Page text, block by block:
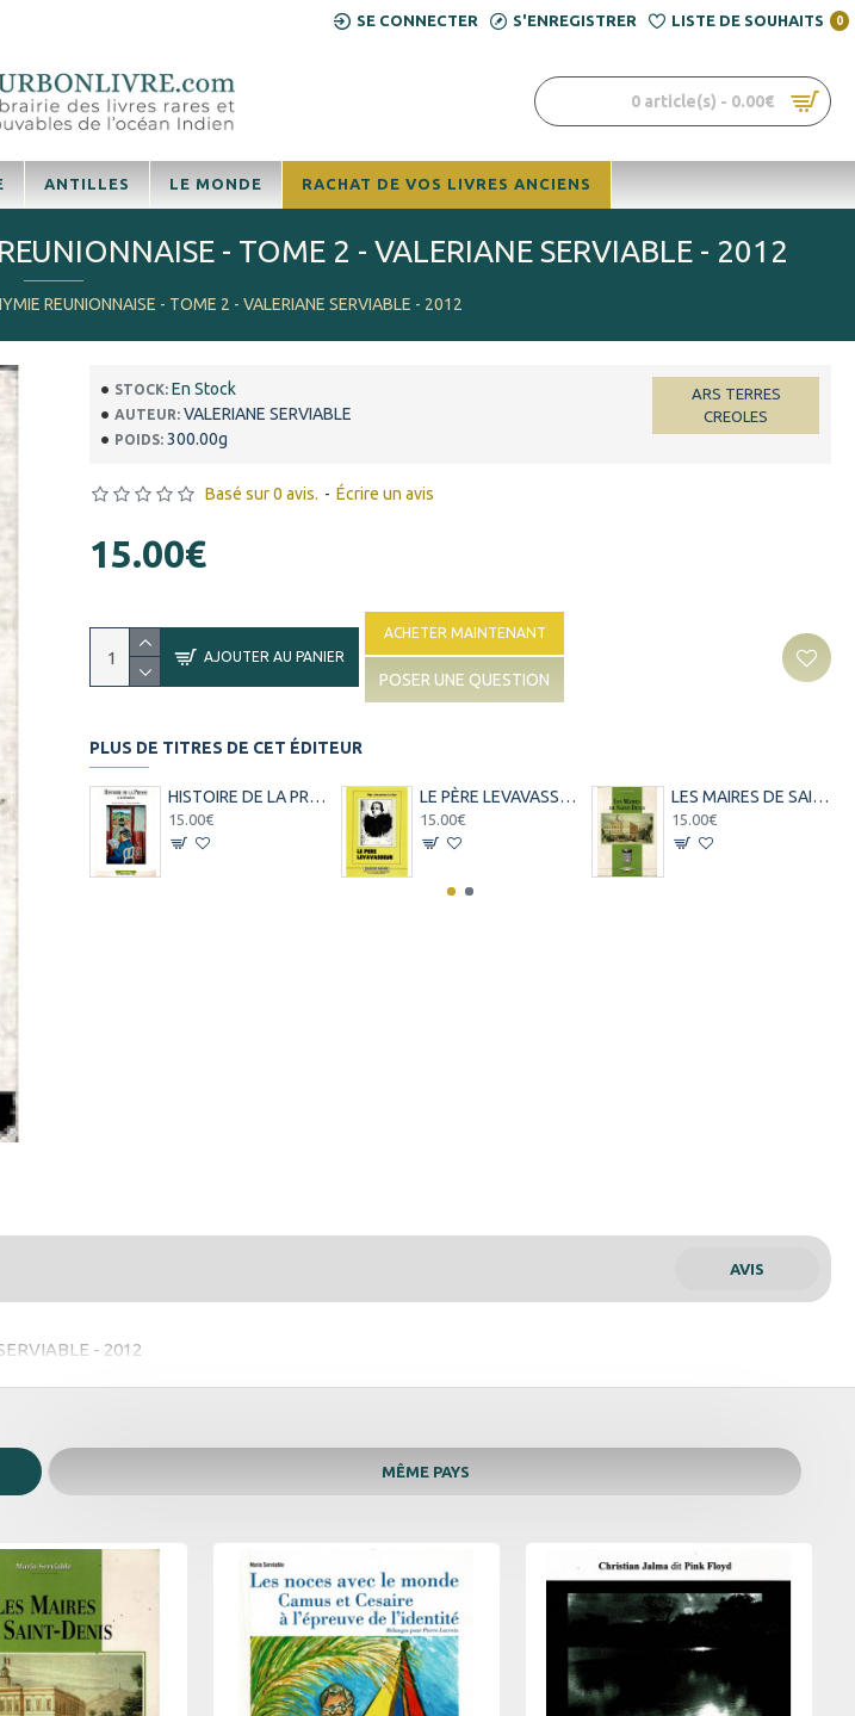
SE CONNECTER S'ENREGISTRER LISTE DE SOUHAITS 0
0 article(s) - 0.00€
ANTILLES LE MONDE RACHAT DE VOS LIVRES ANCIENS
REUNIONNAISE - TOME 2 - VALERIANE SERVIABLE - 2012
- TOME 2 - VALERIANE SERVIABLE - 2012
STOCK: En Stock
AUTEUR: VALERIANE SERVIABLE
POIDS: 300.00g
ARS TERRES
CREOLES
Basé sur 0 avis. - Écrire un avis
15.00€
AJOUTER AU PANIER
ACHETER MAINTENANT
POSER UNE QUESTION
PLUS DE TITRES DE CET ÉDITEUR
HISTOIRE DE LA PRESSE A LA REUNION - M. SERVIABLE - K.TECHER - 1991
15.00€
LE PÈRE LEVAVASSEUR - MGR ALEXANDRE LE ROY - 1989
15.00€
LES MAIRES DE SAINT DENIS - MARIO SERVIABLE - 1992
15.00€
AVIS
- 2012
MÊME PAYS